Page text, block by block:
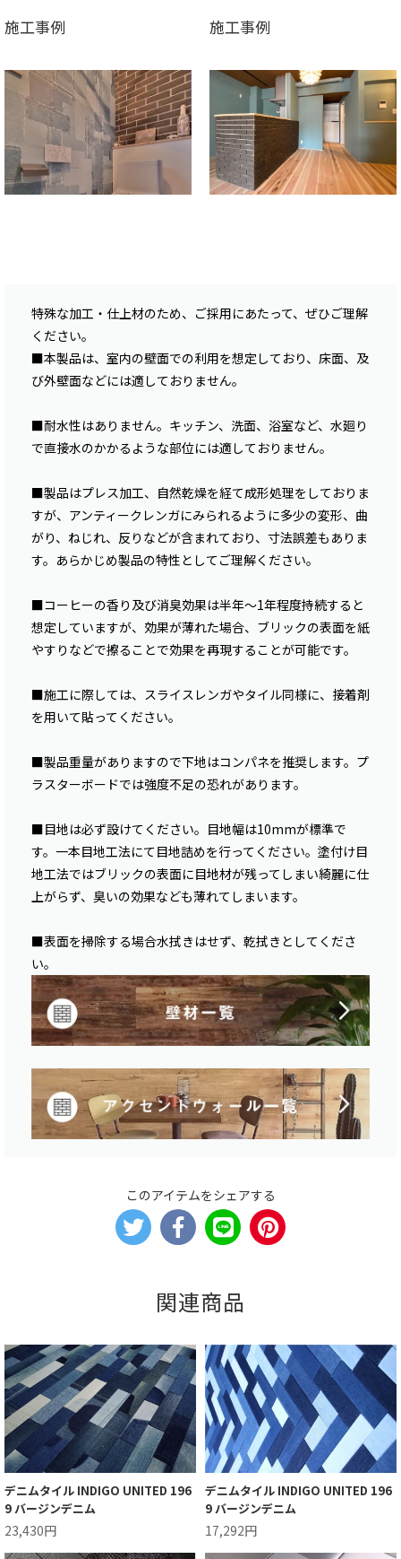
施工事例 施工事例
特殊な加工・仕上材のため、ご採用にあたって、ぜひご理解
ください。
■本製品は、室内の壁面での利用を想定しており、床面、及
び外壁面などには適しておりません。
■耐水性はありません。キッチン、洗面、浴室など、水廻り
で直接水のかかるような部位には適しておりません。
■製品はプレス加工、自然乾燥を経て成形処理をしておりま
すが、アンティークレンガにみられるように多少の変形、曲
がり、ねじれ、反りなどが含まれており、寸法誤差もありま
す。あらかじめ製品の特性としてご理解ください。
■コーヒーの香り及び消臭効果は半年〜1年程度持続すると
想定していますが、効果が薄れた場合、ブリックの表面を紙
やすりなどで擦ることで効果を再現することが可能です。
■施工に際しては、スライスレンガやタイル同様に、接着剤
を用いて貼ってください。
■製品重量がありますので下地はコンパネを推奨します。プ
ラスターボードでは強度不足の恐れがあります。
■目地は必ず設けてください。目地幅は10mmが標準で
す。一本目地工法にて目地詰めを行ってください。塗付け目
地工法ではブリックの表面に目地材が残ってしまい綺麗に仕
上がらず、臭いの効果なども薄れてしまいます。
■表面を掃除する場合水拭きはせず、乾拭きとしてくださ
い。
このアイテムをシェアする
関連商品
デニムタイル INDIGO UNITED 196
9 バージンデニム
23,430円
デニムタイル INDIGO UNITED 196
9 バージンデニム
17,292円